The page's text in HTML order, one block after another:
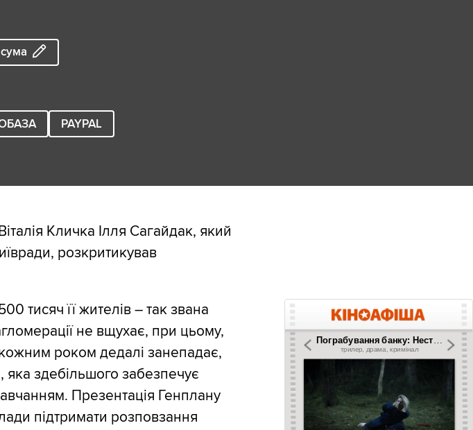
PAYPAL
Кличка Ілля Сагайдак, який
розкритикував
тисяч її жителів – так звана
не вщухає, при цьому,
роком дедалі занепадає,
здебільшого забезпечує
Презентація Генплану
підтримати розповзання